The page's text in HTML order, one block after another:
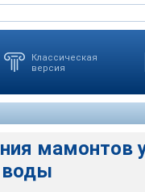
Классическая
версия
мамонтов
воды
National Academy
одной из последних
мамонтов,